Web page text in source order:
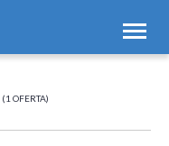
1 OFERTA